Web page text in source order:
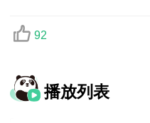
92
播放列表